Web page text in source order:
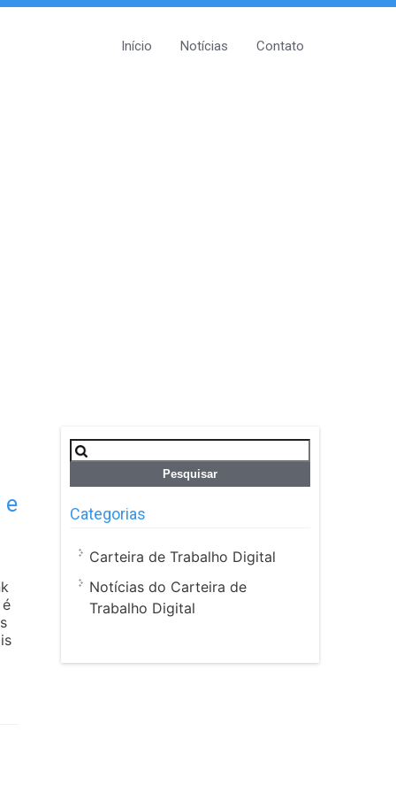
Início Notícias Contato
e
Pesquisar
por:
Categorias
Carteira de Trabalho Digital
Notícias do Carteira de
Trabalho Digital